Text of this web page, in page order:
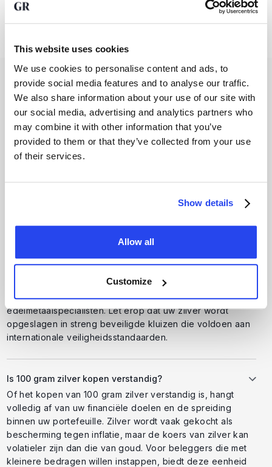
This website uses cookies
We use cookies to personalise content and ads, to
provide social media features and to analyse our traffic.
We also share information about your use of our site with
our social media, advertising and analytics partners who
may combine it with other information that you’ve
provided to them or that they’ve collected from your use
of their services.
Show details
Allow all
Customize
Veelgestelde vragen
Betaal ik btw bij 100 gram zilver kopen?
In België betaalt u btw over 100 gram zilver, aangezien
GoldRepublic, koopt u het zilver btw-vrij omdat het
een forse kostenbesparing op.
Waar koop ik veilig 100 gram zilver in België?
U kunt veilig 100 gram zilver kopen bij AFM-
geregistreerde & LBMA-gecertificeerde
edelmetaalspecialisten. Let erop dat uw zilver wordt
opgeslagen in streng beveiligde kluizen die voldoen aan
internationale veiligheidsstandaarden.
Is 100 gram zilver kopen verstandig?
Of het kopen van 100 gram zilver verstandig is, hangt
volledig af van uw financiële doelen en de spreiding
binnen uw portefeuille. Zilver wordt vaak gekocht als
bescherming tegen inflatie, maar de koers van zilver kan
volatieler zijn dan die van goud. Voor beleggers die met
kleinere bedragen willen instappen, biedt deze eenheid